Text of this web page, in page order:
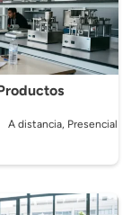
A distancia, Presencial